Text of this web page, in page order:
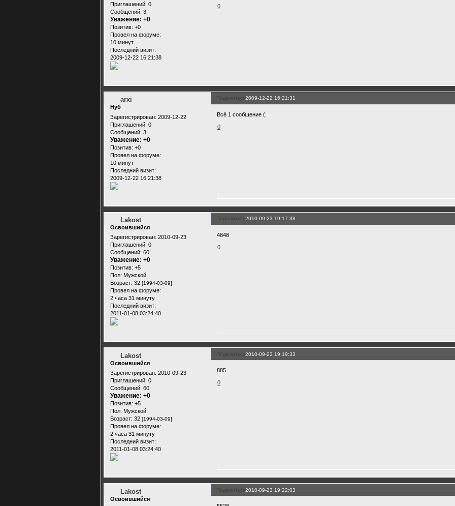
Приглашений: 0
Сообщений: 3
Уважение: +0
Позитив: +0
Провел на форуме:
10 минут
Последний визит:
2009-12-22 16:21:38
0
Поделиться2009-12-22 16:21:31
arxi
Нуб
Зарегистрирован: 2009-12-22
Приглашений: 0
Сообщений: 3
Уважение: +0
Позитив: +0
Провел на форуме:
10 минут
Последний визит:
2009-12-22 16:21:38
Всё 1 сообщение (:
0
Поделиться2010-09-23 19:17:38
Lakost
Освоившийся
Зарегистрирован: 2010-09-23
Приглашений: 0
Сообщений: 60
Уважение: +0
Позитив: +5
Пол: Мужской
Возраст: 32 [1994-03-09]
Провел на форуме:
2 часа 31 минуту
Последний визит:
2011-01-08 03:24:40
4848
0
Поделиться2010-09-23 19:19:33
Lakost
Освоившийся
Зарегистрирован: 2010-09-23
Приглашений: 0
Сообщений: 60
Уважение: +0
Позитив: +5
Пол: Мужской
Возраст: 32 [1994-03-09]
Провел на форуме:
2 часа 31 минуту
Последний визит:
2011-01-08 03:24:40
885
0
Поделиться2010-09-23 19:22:03
Lakost
Освоившийся